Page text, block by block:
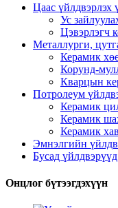
Цаас үйлдвэрлэх
Ус
Цэвэрлэгч
Металлурги,
Керамик
Корунд-
Кварцын
Потролеум
Керамик
Керамик
Керамик
Эмнэлгийн
Бусад үйлдвэрүүд
Онцлог бүтээгдэхүүн